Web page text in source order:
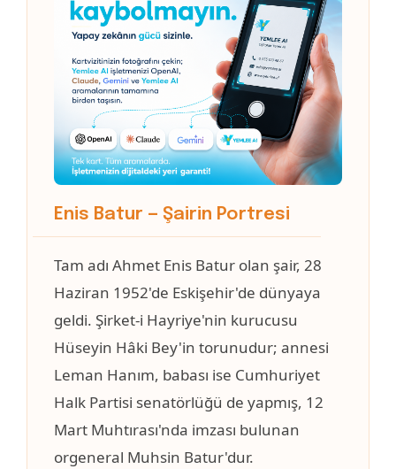
Enis Batur — Şairin Portresi
Tam adı Ahmet Enis Batur olan şair, 28
Haziran 1952'de Eskişehir'de dünyaya
geldi. Şirket-i Hayriye'nin kurucusu
Hüseyin Hâki Bey'in torunudur; annesi
Leman Hanım, babası ise Cumhuriyet
Halk Partisi senatörlüğü de yapmış, 12
Mart Muhtırası'nda imzası bulunan
orgeneral Muhsin Batur'dur.